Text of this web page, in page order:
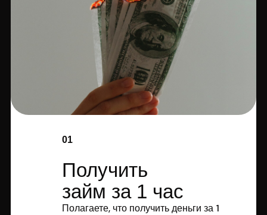
01
Получить
займ за 1 час
Полагаете, что получить деньги за 1